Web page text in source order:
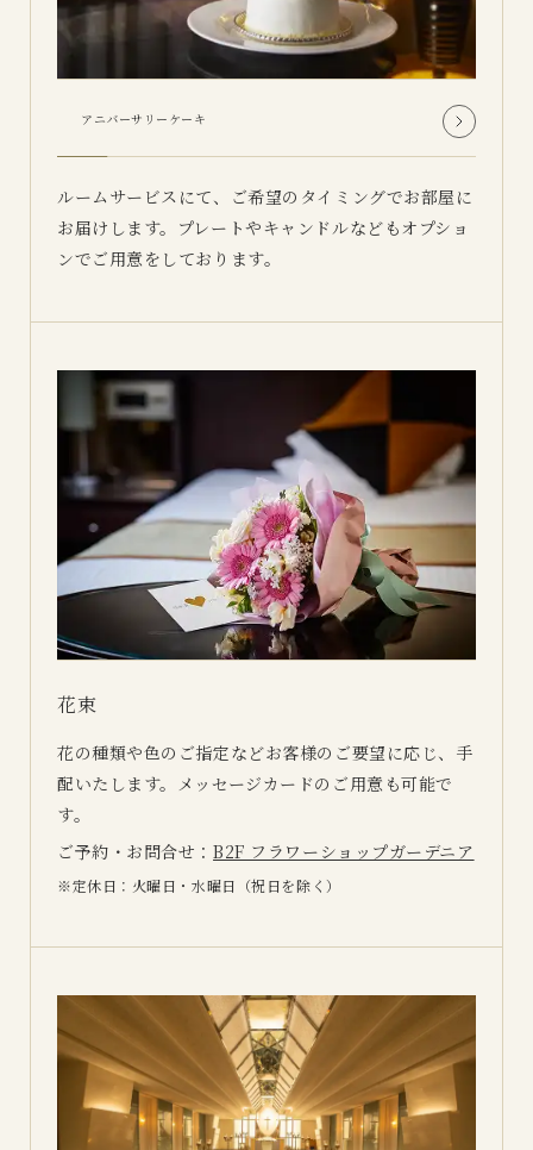
アニバーサリーケーキ
ルームサービスにて、ご希望のタイミングでお部屋に
お届けします。プレートやキャンドルなどもオプショ
ンでご用意をしております。
花束
花の種類や色のご指定などお客様のご要望に応じ、手
配いたします。メッセージカードのご用意も可能で
す。
ご予約・お問合せ：B2F フラワーショップガーデニア
定休日：火曜日・水曜日（祝日を除く）